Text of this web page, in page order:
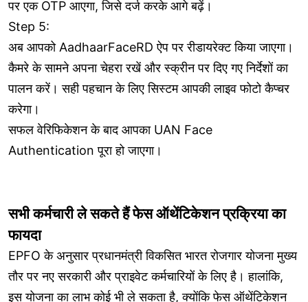
पर एक OTP आएगा, जिसे दर्ज करके आगे बढ़ें।
Step 5:
अब आपको AadhaarFaceRD ऐप पर रीडायरेक्ट किया जाएगा।
कैमरे के सामने अपना चेहरा रखें और स्क्रीन पर दिए गए निर्देशों का
पालन करें। सही पहचान के लिए सिस्टम आपकी लाइव फोटो कैप्चर
करेगा।
सफल वेरिफिकेशन के बाद आपका UAN Face
Authentication पूरा हो जाएगा।
सभी कर्मचारी ले सकते हैं फेस ऑथेंटिकेशन प्रक्रिया का
फायदा
EPFO के अनुसार प्रधानमंत्री विकसित भारत रोजगार योजना मुख्य
तौर पर नए सरकारी और प्राइवेट कर्मचारियों के लिए है। हालांकि,
इस योजना का लाभ कोई भी ले सकता है, क्योंकि फेस ऑथेंटिकेशन